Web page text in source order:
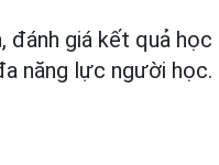
đánh giá kết quả
năng lực người học.